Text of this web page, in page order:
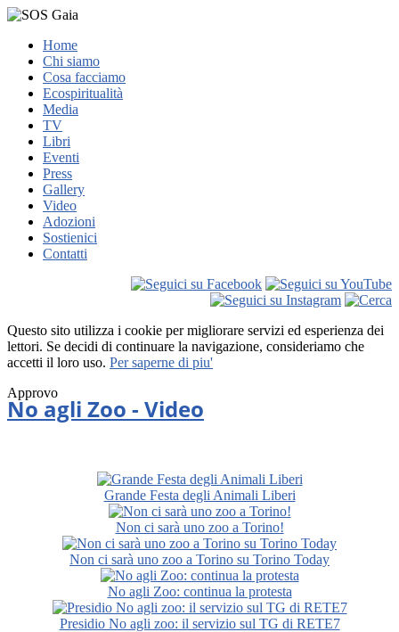
Home
Chi siamo
Cosa facciamo
Ecospiritualità
Media
TV
Libri
Eventi
Press
Gallery
Video
Adozioni
Sostienici
Contatti
Questo sito utilizza i cookie per migliorare servizi ed esperienza dei
lettori. Se decidi di continuare la navigazione, consideriamo che
accetti il loro uso. Per saperne di piu'
Approvo
No agli Zoo - Video
Grande Festa degli Animali Liberi
Non ci sarà uno zoo a Torino!
Non ci sarà uno zoo a Torino su Torino Today
No agli Zoo: continua la protesta
Presidio No agli zoo: il servizio sul TG di RETE7